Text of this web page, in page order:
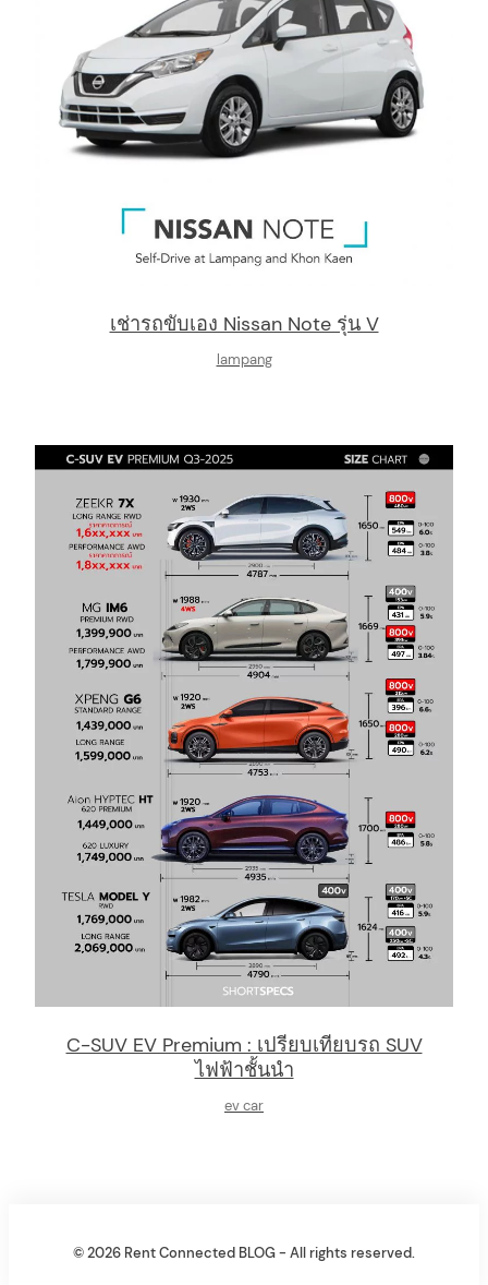
เช่ารถขับเอง Nissan Note รุ่น V
lampang
C-SUV EV Premium : เปรียบเทียบรถ SUV
ไฟฟ้าชั้นนำ
ev car
© 2026 Rent Connected BLOG - All rights reserved.